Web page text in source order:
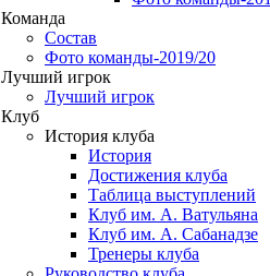
Команда
Состав
Фото команды-2019/20
Лучший игрок
Лучший игрок
Клуб
История клуба
История
Достижения клуба
Таблица выступлений
Клуб им. А. Ватульяна
Клуб им. А. Сабанадзе
Тренеры клуба